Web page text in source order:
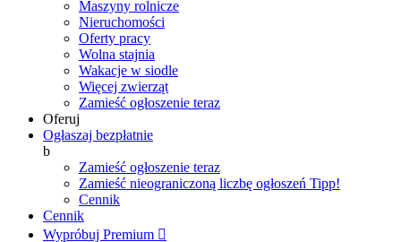
Maszyny rolnicze
Nieruchomości
Oferty pracy
Wolna stajnia
Wakacje w siodle
Więcej zwierząt
Zamieść ogłoszenie teraz
Oferuj
Ogłaszaj bezpłatnie
b
Zamieść ogłoszenie teraz
Zamieść nieograniczoną liczbę ogłoszeń Tipp!
Cennik
Cennik
Wypróbuj Premium 